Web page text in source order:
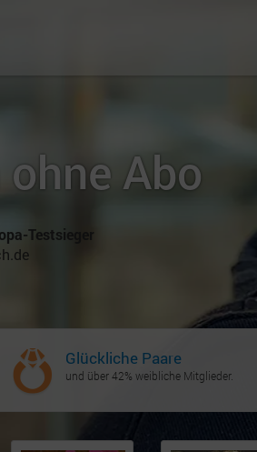
Abo
Testsieger
Glückliche Paare
und über 42% weibliche Mitglieder.